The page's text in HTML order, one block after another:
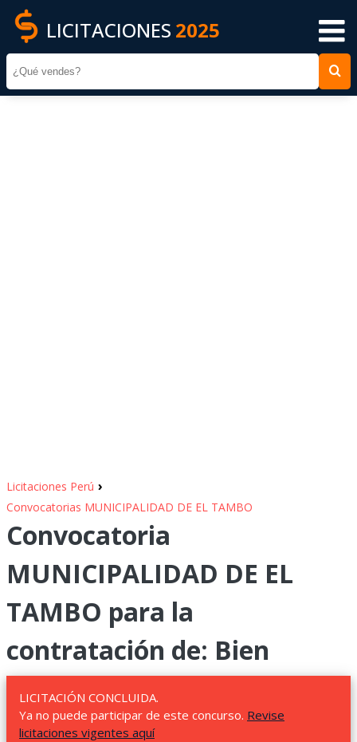
LICITACIONES 2025
Licitaciones Perú ›
Convocatorias MUNICIPALIDAD DE EL TAMBO
Convocatoria
MUNICIPALIDAD DE EL
TAMBO para la
contratación de: Bien
LICITACIÓN CONCLUIDA.
Ya no puede participar de este concurso. Revise
licitaciones vigentes aquí